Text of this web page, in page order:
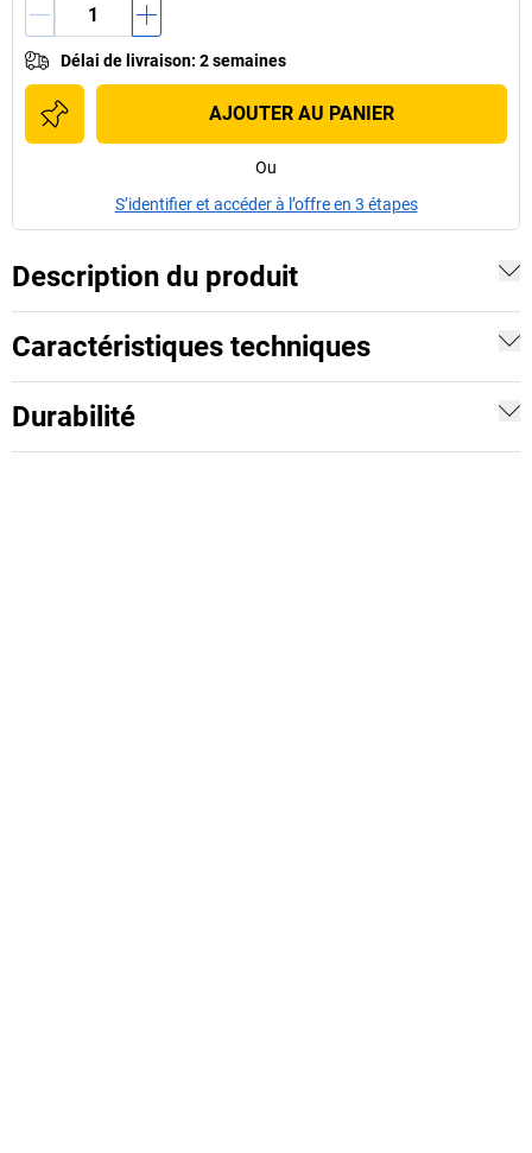
Délai de livraison: 2 semaines
AJOUTER AU PANIER
Ou
S’identifier et accéder à l’offre en 3 étapes
Description du produit
Caractéristiques techniques
Durabilité